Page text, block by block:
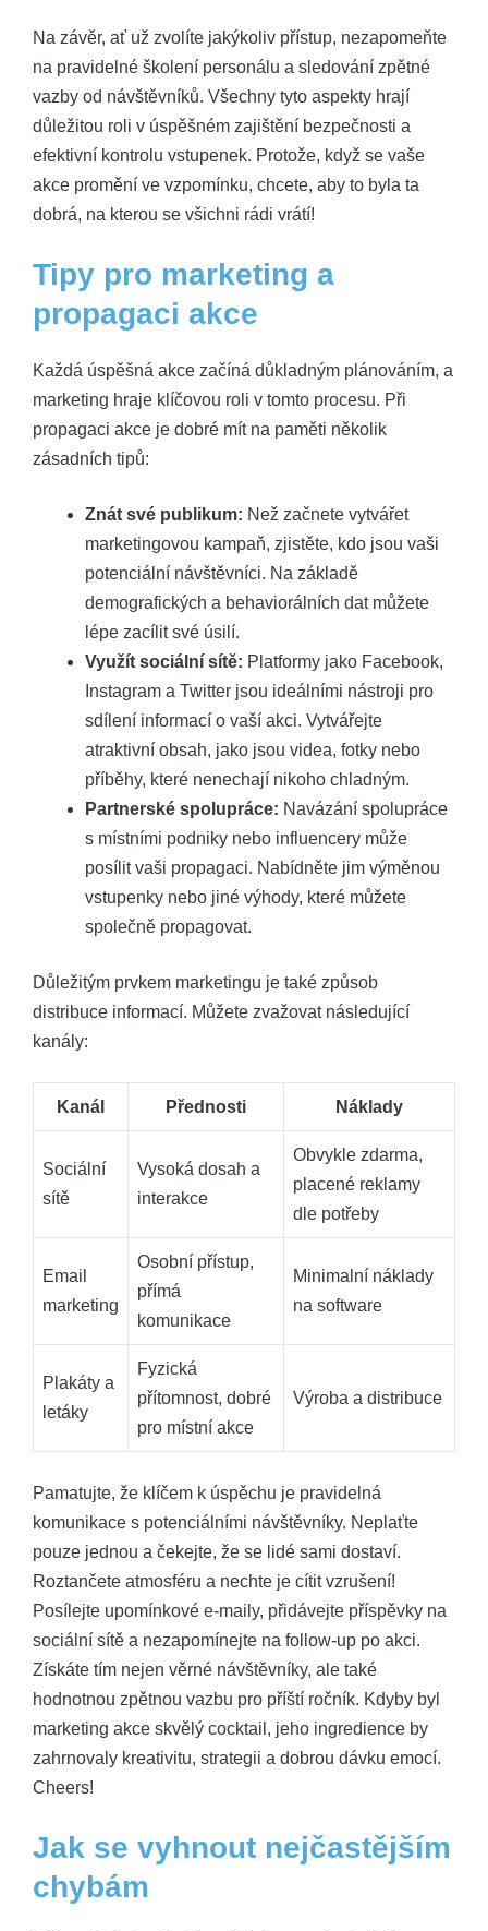
Na závěr, ať už zvolíte jakýkoliv přístup, nezapomeňte
na pravidelné školení personálu a sledování zpětné
vazby od návštěvníků. Všechny tyto aspekty hrají
důležitou roli v úspěšném zajištění bezpečnosti a
efektivní kontrolu vstupenek. Protože, když se vaše
akce promění ve vzpomínku, chcete, aby to byla ta
dobrá, na kterou se všichni rádi vrátí!
Tipy pro marketing a
propagaci akce
Každá úspěšná akce začíná důkladným plánováním, a
marketing hraje klíčovou roli v tomto procesu. Při
propagaci akce je dobré mít na paměti několik
zásadních tipů:
Znát své publikum: Než začnete vytvářet
marketingovou kampaň, zjistěte, kdo jsou vaši
potenciální návštěvníci. Na základě
demografických a behaviorálních dat můžete
lépe zacílit své úsilí.
Využít sociální sítě: Platformy jako Facebook,
Instagram a Twitter jsou ideálními nástroji pro
sdílení informací o vaší akci. Vytvářejte
atraktivní obsah, jako jsou videa, fotky nebo
příběhy, které nenechají nikoho chladným.
Partnerské spolupráce: Navázání spolupráce
s místními podniky nebo influencery může
posílit vaši propagaci. Nabídněte jim výměnou
vstupenky nebo jiné výhody, které můžete
společně propagovat.
Důležitým prvkem marketingu je také způsob
distribuce informací. Můžete zvažovat následující
kanály:
Kanál Přednosti Náklady
Sociální
sítě
Vysoká dosah a
interakce
Obvykle zdarma,
placené reklamy
dle potřeby
Email
marketing
Osobní přístup,
přímá
komunikace
Minimalní náklady
na software
Plakáty a
letáky
Fyzická
přítomnost, dobré
pro místní akce
Výroba a distribuce
Pamatujte, že klíčem k úspěchu je pravidelná
komunikace s potenciálními návštěvníky. Neplaťte
pouze jednou a čekejte, že se lidé sami dostaví.
Roztančete atmosféru a nechte je cítit vzrušení!
Posílejte upomínkové e-maily, přidávejte příspěvky na
sociální sítě a nezapomínejte na follow-up po akci.
Získáte tím nejen věrné návštěvníky, ale také
hodnotnou zpětnou vazbu pro příští ročník. Kdyby byl
marketing akce skvělý cocktail, jeho ingredience by
zahrnovaly kreativitu, strategii a dobrou dávku emocí.
Cheers!
Jak se vyhnout nejčastějším
chybám